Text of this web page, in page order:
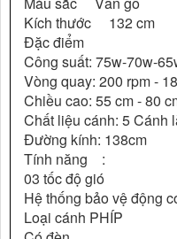
Kích thước 132 cm
Đặc điểm
Công suất: 75w-70w-
Vòng quay: 200 rpm -
Chiều cao: 55 cm - 80
Chất liệu cánh: 5 Cánh
Đường kính: 138cm
Tính năng :
03 tốc độ gió
Hệ thống bảo vệ động
Loại cánh PHÍP